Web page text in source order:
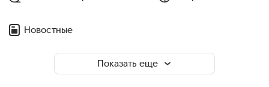
Новостные
Показать еще